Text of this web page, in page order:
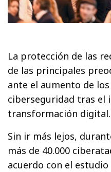
La protección de las
de las principales
ante el aumento de
ciberseguridad tras el
transformación digital.
Sin ir más lejos,
más de 40.000
acuerdo con el